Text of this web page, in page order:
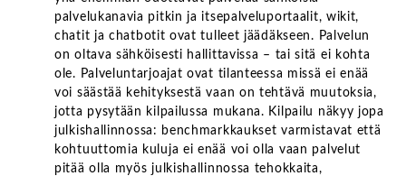
palvelukanavia pitkin ja itsepalveluportaalit, wikit,
chatit ja chatbotit ovat tulleet jäädäkseen. Palvelun
on oltava sähköisesti hallittavissa – tai sitä ei kohta
ole. Palveluntarjoajat ovat tilanteessa missä ei enää
voi säästää kehityksestä vaan on tehtävä muutoksia,
jotta pysytään kilpailussa mukana. Kilpailu näkyy jopa
julkishallinnossa: benchmarkkaukset varmistavat että
kohtuuttomia kuluja ei enää voi olla vaan palvelut
pitää olla myös julkishallinnossa tehokkaita,